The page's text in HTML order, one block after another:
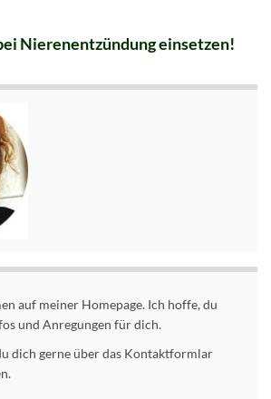
Nierenentzündung einsetzen!
auf meiner Homepage. Ich hoffe, du
und Anregungen für dich.
dich gerne über das Kontaktformlar